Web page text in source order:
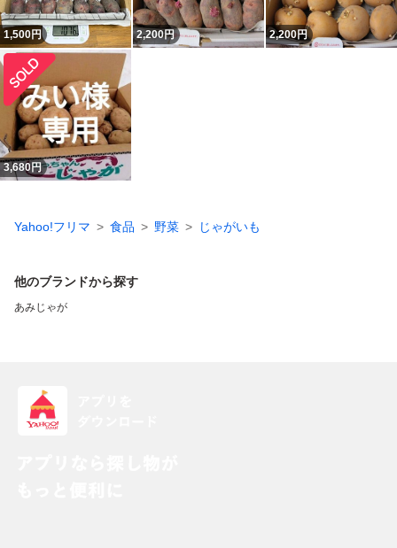
1,500円 2,200円 2,200円
3,680円
Yahoo!フリマ 食品 野菜 じゃがいも
他のブランドから探す
あみじゃが